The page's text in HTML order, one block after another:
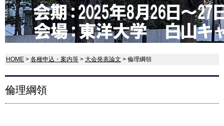
HOME > 各種申込・案内等 > 大会発表論文 > 倫理綱領
倫理綱領